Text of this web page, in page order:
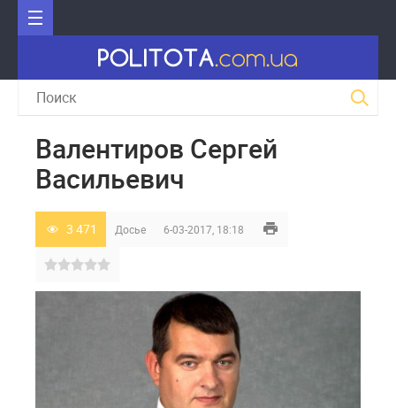
Валентиров Сергей
Васильевич
3 471 Досье 6-03-2017, 18:18